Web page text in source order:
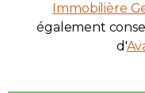
Immobilière
également
d'